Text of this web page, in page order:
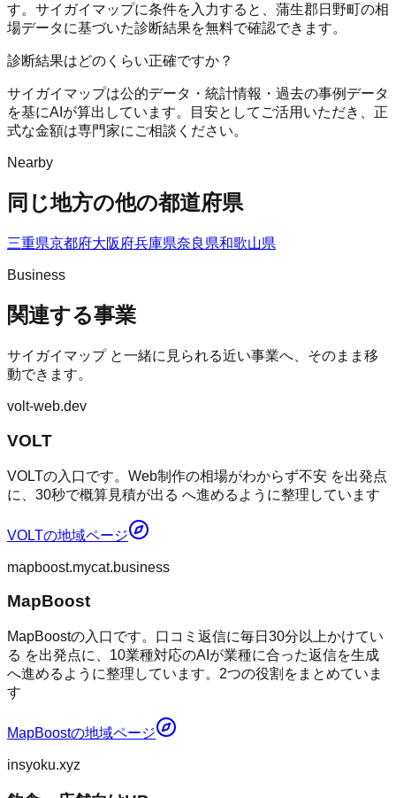
す。サイガイマップに条件を入力すると、蒲生郡日野町の相
場データに基づいた診断結果を無料で確認できます。
診断結果はどのくらい正確ですか？
サイガイマップは公的データ・統計情報・過去の事例データ
を基にAIが算出しています。目安としてご活用いただき、正
式な金額は専門家にご相談ください。
Nearby
同じ地方の他の都道府県
三重県京都府大阪府兵庫県奈良県和歌山県
Business
関連する事業
サイガイマップと一緒に見られる近い事業へ、そのまま移
動できます。
volt-web.dev
VOLT
VOLTの入口です。Web制作の相場がわからず不安 を出発点
に、30秒で概算見積が出る へ進めるように整理しています
VOLTの地域ページ
mapboost.mycat.business
MapBoost
MapBoostの入口です。口コミ返信に毎日30分以上かけてい
る を出発点に、10業種対応のAIが業種に合った返信を生成
へ進めるように整理しています。2つの役割をまとめていま
す
MapBoostの地域ページ
insyoku.xyz